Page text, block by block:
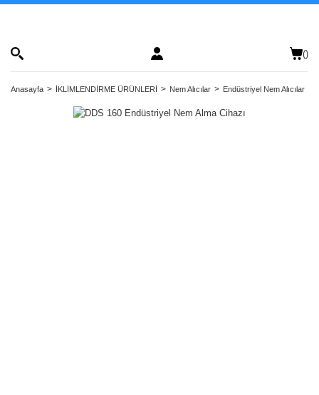
()
Anasayfa İKLİMLENDİRME ÜRÜNLERİ Nem Alıcılar Endüstriyel Nem Alıcılar